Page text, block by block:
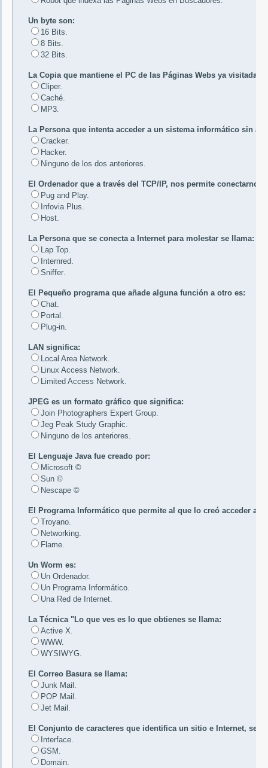
Un byte son:
16 Bits.
8 Bits.
32 Bits.
La Copia que mantiene el PC de las Páginas Webs ya visitadas
Cliper.
Caché.
MP3.
La Persona que intenta acceder a un sistema informático sin
Cracker.
Hacker.
Ninguno de los dos anteriores.
El Ordenador que a través del TCP/IP, nos permite
Pug and Play.
Infovia Plus.
Host.
La Persona que se conecta a Internet para molestar se llama:
Lap Top.
Internred.
Sniffer.
El Pequeño programa que añade alguna función a otro es:
Chat.
Portal.
Plug-in.
LAN significa:
Local Area Network.
Linux Access Network.
Limited Access Network.
JPEG es un formato gráfico que significa:
Join Photographers Expert Group.
Jeg Peak Study Graphic.
Ninguno de los anteriores.
El Lenguaje Java fue creado por:
Microsoft ©
Sun ©
Nescape ©
El Programa Informático que permite al que lo creó acceder al
Troyano.
Networking.
Flame.
Un Worm es:
Un Ordenador.
Un Programa Informático.
Una Red de Internet.
La Técnica "Lo que ves es lo que obtienes se llama:
Active X.
WWW.
WYSIWYG.
El Correo Basura se llama:
Junk Mail.
POP Mail.
Jet Mail.
El Conjunto de caracteres que identifica un sitio e Internet, se
Interface.
GSM.
Domain.